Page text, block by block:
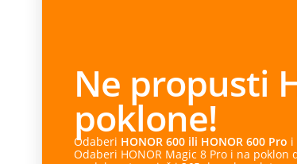
Ne propusti
poklone!
Odaberi HONOR 600 ili HONOR 600 Pro i
Odaberi HONOR Magic 8 Pro i na poklon